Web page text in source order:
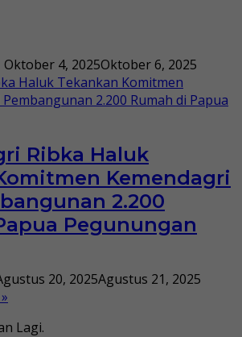
Oktober 4, 2025Oktober 6, 2025
Ribka Haluk
Kemendagri
2.200
Pegunungan
20, 2025Agustus 21, 2025
Lagi.